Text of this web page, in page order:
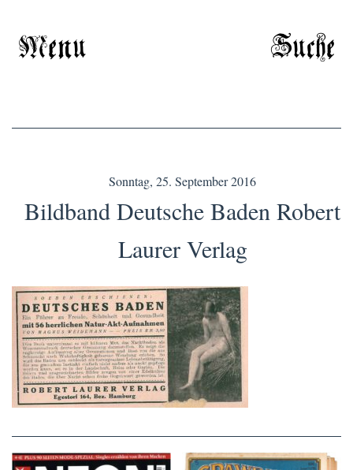
Menu Suche
Sonntag, 25. September 2016
Bildband Deutsche Baden Robert
Laurer Verlag